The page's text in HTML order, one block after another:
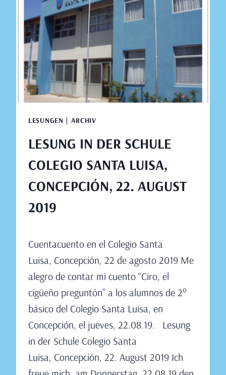
DE
CONCEPCIÓN,
CONCEPCIÓN,
22.
AUGUST
2019
LESUNGEN | ARCHIV
LESUNG IN DER SCHULE
COLEGIO SANTA LUISA,
CONCEPCIÓN, 22. AUGUST
2019
Claudia
Engeler
Cuentacuento en el Colegio Santa
Luisa, Concepción, 22 de agosto 2019 Me
alegro de contar mi cuento “Ciro, el
cigüeño preguntón” a los alumnos de 2°
básico del Colegio Santa Luisa, en
Concepción, el jueves, 22.08.19. Lesung
in der Schule Colegio Santa
Luisa, Concepción, 22. August 2019 Ich